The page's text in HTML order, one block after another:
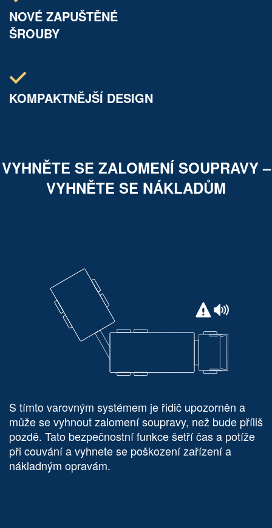
NOVÉ ZAPUŠTĚNÉ
ŠROUBY
KOMPAKTNĚJŠÍ DESIGN
VYHNĚTE SE ZALOMENÍ SOUPRAVY –
VYHNĚTE SE NÁKLADŮM
S tímto varovným systémem je řidič upozorněn a
může se vyhnout zalomení soupravy, než bude příliš
pozdě. Tato bezpečnostní funkce šetří čas a potíže
při couvání a vyhnete se poškození zařízení a
nákladným opravám.